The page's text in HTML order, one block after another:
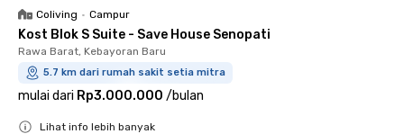
Coliving • Campur
Kost Blok S Suite - Save House Senopati
Rawa Barat, Kebayoran Baru
5.7 km dari rumah sakit setia mitra
mulai dari Rp3.000.000 /bulan
Lihat info lebih banyak